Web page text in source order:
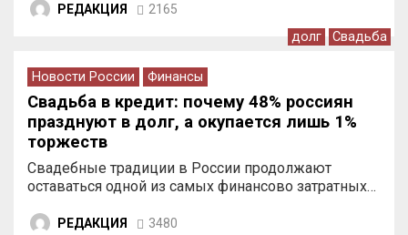
РЕДАКЦИЯ 2165
долг Свадьба
Новости России Финансы
Свадьба в кредит: почему 48% россиян
празднуют в долг, а окупается лишь 1%
торжеств
Свадебные традиции в России продолжают
оставаться одной из самых финансово затратных…
РЕДАКЦИЯ 3480